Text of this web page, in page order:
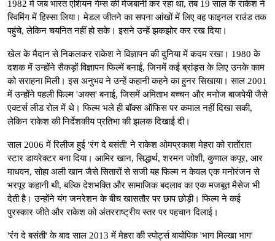
1982 में जब भारत एशियन गेम्स की मेजबानी कर रहा था, तब 19 साल के राकेश ने
स्विमिंग में हिस्सा लिया। मेडल जीतने का सपना आंखों में लिए वह फाइनल राउंड तक
पहुंचे, लेकिन चयनित नहीं हो सके। इसने उन्हें झकझोर कर रख दिया।
खेल के मैदान से निकलकर राकेश ने विज्ञापन की दुनिया में कदम रखा। 1980 के
दशक में उन्होंने सैकड़ों विज्ञापन फिल्में बनाईं, जिनमें कई ब्रांड्स के लिए उनके काम
को सराहना मिली। इस अनुभव ने उन्हें कहानी कहने का हुनर सिखाया। साल 2001
में उन्होंने पहली फिल्म 'अक्स' बनाई, जिसमें अमिताभ बच्चन और मनोज बाजपेयी जैसे
एक्टर्स लीड रोल में थे। फिल्म भले ही बॉक्स ऑफिस पर कमाल नहीं दिखा सकी,
लेकिन राकेश की निर्देशकीय प्रतिभा की झलक दिखाई दी।
साल 2006 में रिलीज हुई 'रंग दे बसंती' ने राकेश ओमप्रकाश मेहरा को रातोंरात
स्टार डायरेक्टर बना दिया। आमिर खान, सिद्धार्थ, शरमन जोशी, कुणाल कपूर, आर
माधवन, सोहा अली खान जैसे सितारों से सजी यह फिल्म न केवल एक मनोरंजन से
भरपूर कहानी थी, बल्कि देशभक्ति और सामाजिक बदलाव का एक मजबूत मैसेज भी
देती है। उन्होंने यंग जनरेशन के बीच खासतौर पर छाप छोड़ी। फिल्म ने कई
पुरस्कार जीते और राकेश को अंतरराष्ट्रीय स्तर पर पहचान दिलाई।
'रंग दे बसंती' के बाद साल 2013 में मेहरा की स्पोर्ट्स बायोपिक 'भाग मिल्खा भाग'